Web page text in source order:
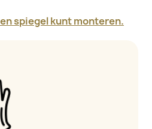
spiegel kunt monteren.